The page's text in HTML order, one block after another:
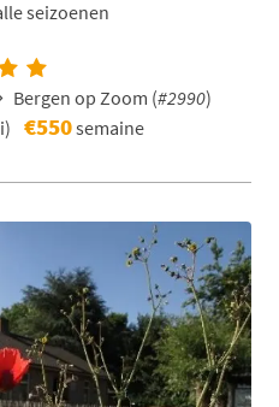
seizoenen
Bergen op Zoom (#2990)
€550semaine